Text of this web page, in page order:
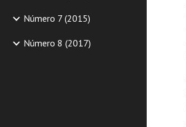
Número 7 (2015)
Número 8 (2017)